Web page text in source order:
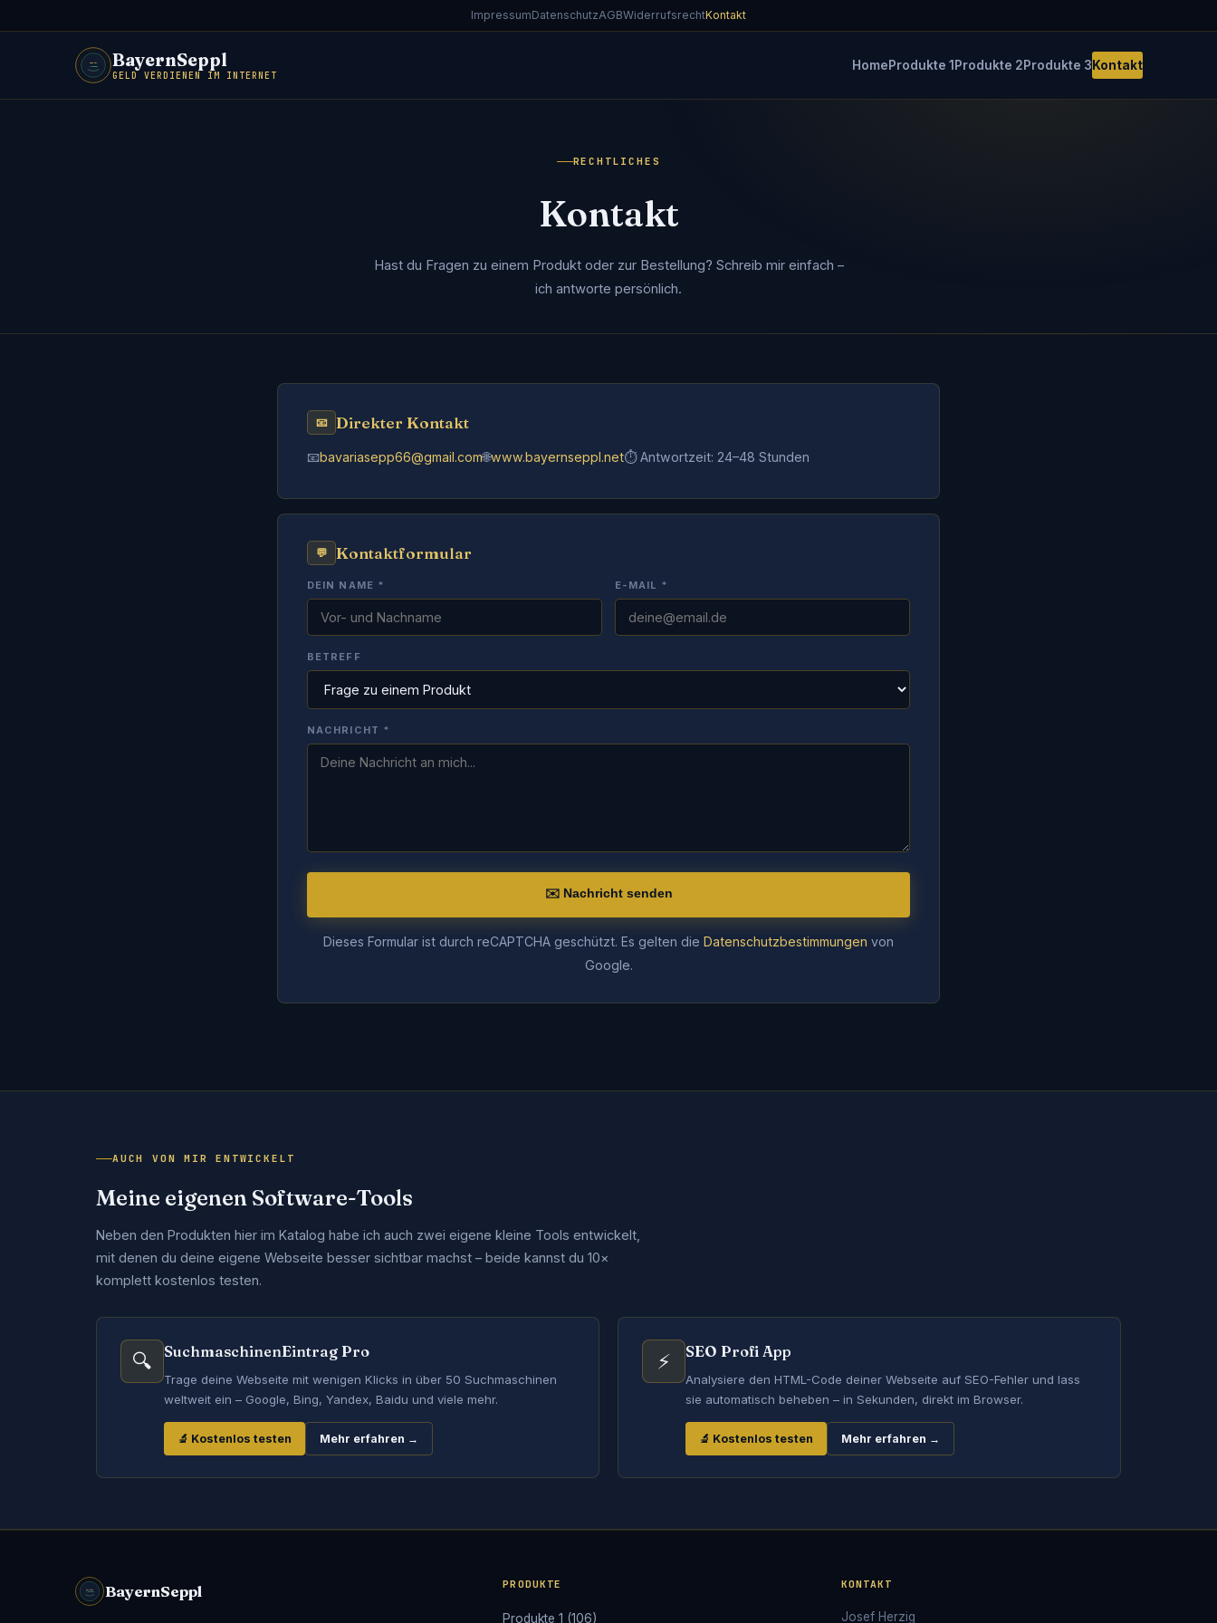
ImpressumDatenschutzAGBWiderrufsrechtKontakt
BayernSeppl
GELD VERDIENEN IM INTERNET
HomeProdukte 1Produkte 2Produkte 3 Kontakt
RECHTLICHES
Kontakt
Hast du Fragen zu einem Produkt oder zur Bestellung? Schreib mir einfach –
ich antworte persönlich.
📧 Direkter Kontakt
📧bavariasepp66@gmail.com🌐www.bayernseppl.net⏱️ Antwortzeit: 24–48 Stunden
💬 Kontaktformular
DEIN NAME * E-MAIL *
BETREFF
NACHRICHT *
✉️ Nachricht senden
Dieses Formular ist durch reCAPTCHA geschützt. Es gelten die Datenschutzbestimmungen von
Google.
AUCH VON MIR ENTWICKELT
Meine eigenen Software-Tools
Neben den Produkten hier im Katalog habe ich auch zwei eigene kleine Tools entwickelt,
mit denen du deine eigene Webseite besser sichtbar machst – beide kannst du 10×
komplett kostenlos testen.
🔍 SuchmaschinenEintrag Pro
Trage deine Webseite mit wenigen Klicks in über 50 Suchmaschinen
weltweit ein – Google, Bing, Yandex, Baidu und viele mehr.
🔬 Kostenlos testen Mehr erfahren →
⚡ SEO Profi App
Analysiere den HTML-Code deiner Webseite auf SEO-Fehler und lass
sie automatisch beheben – in Sekunden, direkt im Browser.
🔬 Kostenlos testen Mehr erfahren →
BayernSeppl PRODUKTE
Produkte 1 (106)
KONTAKT
Josef Herzig